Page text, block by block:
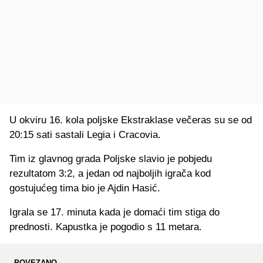
U okviru 16. kola poljske Ekstraklase večeras su se od
20:15 sati sastali Legia i Cracovia.
Tim iz glavnog grada Poljske slavio je pobjedu
rezultatom 3:2, a jedan od najboljih igrača kod
gostujućeg tima bio je Ajdin Hasić.
Igrala se 17. minuta kada je domaći tim stiga do
prednosti. Kapustka je pogodio s 11 metara.